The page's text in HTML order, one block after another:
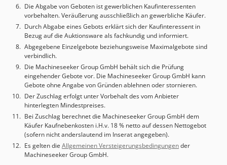
Die Abgabe von Geboten ist gewerblichen Kaufinteressenten
vorbehalten. Veräußerung ausschließlich an gewerbliche Käufer.
Durch Abgabe eines Gebots erklärt sich der Kaufinteressent in
Bezug auf die Auktionsware als fachkundig und informiert.
Abgegebene Einzelgebote beziehungsweise Maximalgebote sind
verbindlich.
Die Machineseeker Group GmbH behält sich die Prüfung
eingehender Gebote vor. Die Machineseeker Group GmbH kann
Gebote ohne Angabe von Gründen ablehnen oder stornieren.
Der Zuschlag erfolgt unter Vorbehalt des vom Anbieter
hinterlegten Mindestpreises.
Bei Zuschlag berechnet die Machineseeker Group GmbH dem
Käufer Kaufnebenkosten i.H.v. 18 % netto auf dessen Nettogebot
(sofern nicht anderslautend im Inserat angegeben).
Es gelten die Allgemeinen Versteigerungsbedingungender
Machineseeker Group GmbH.